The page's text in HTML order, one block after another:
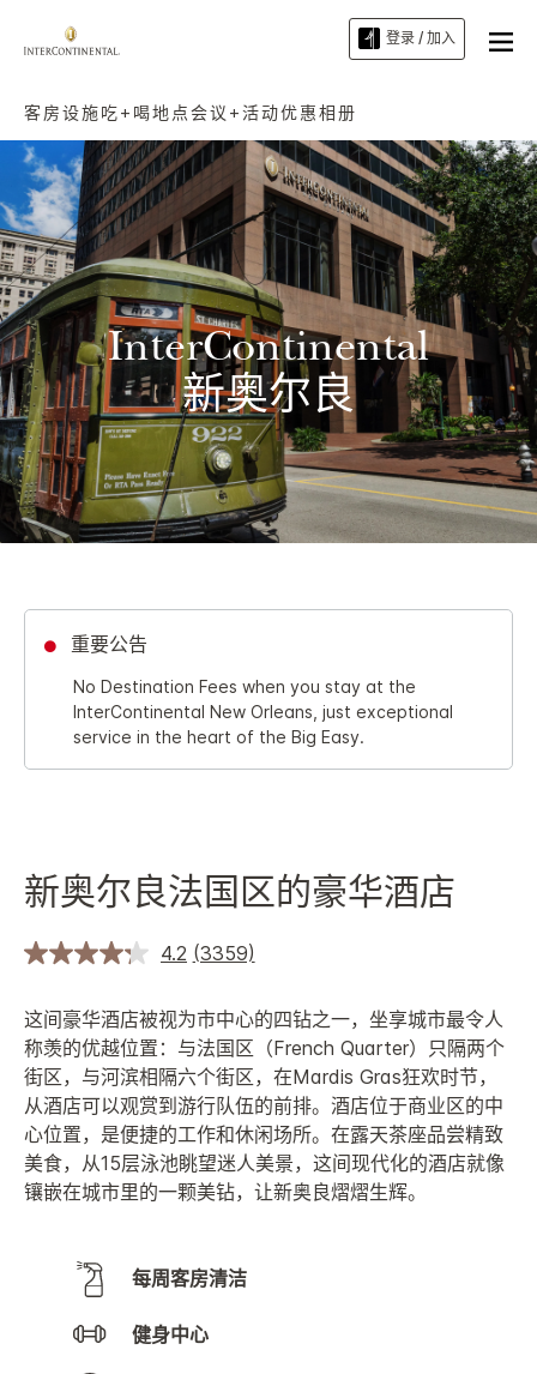
登录 / 加入
客房设施吃+喝地点会议+活动优惠相册
InterContinental
新奥尔良
重要公告
No Destination Fees when you stay at the
InterContinental New Orleans, just exceptional
service in the heart of the Big Easy.
新奥尔良法国区的豪华酒店
4.2 (3359)
这间豪华酒店被视为市中心的四钻之一，坐享城市最令人
称羡的优越位置：与法国区（French Quarter）只隔两个
街区，与河滨相隔六个街区，在Mardis Gras狂欢时节，
从酒店可以观赏到游行队伍的前排。酒店位于商业区的中
心位置，是便捷的工作和休闲场所。在露天茶座品尝精致
美食，从15层泳池眺望迷人美景，这间现代化的酒店就像
镶嵌在城市里的一颗美钻，让新奥良熠熠生辉。
每周客房清洁
健身中心